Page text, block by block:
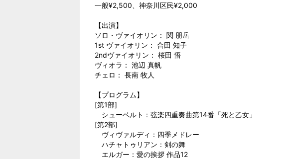
一般¥2,500、神奈川区民¥2,000
【出演】
ソロ・ヴァイオリン： 関 朋岳
1st ヴァイオリン： 合田 知子
2ndヴァイオリン： 桜田 悟
ヴィオラ： 池辺 真帆
チェロ： 長南 牧人
【プログラム】
[第1部]
シューベルト：弦楽四重奏曲第14番「死と乙女」
[第2部]
ヴィヴァルディ：四季メドレー
ハチャトゥリアン：剣の舞
エルガー：愛の挨拶 作品12